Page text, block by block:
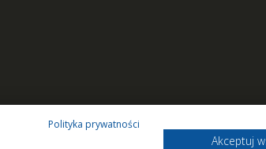
Polityka prywatności
Akceptuj